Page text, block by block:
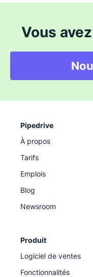
Vous
Pipedrive
À propos
Tarifs
Emplois
Blog
Newsroom
Produit
Logiciel de ventes
Fonctionnalités